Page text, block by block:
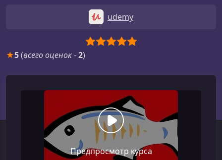
udemy
★5(всего оценок-2)
Предпросмотр курса